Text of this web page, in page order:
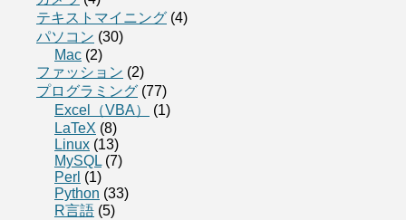
テキストマイニング (4)
パソコン (30)
Mac (2)
ファッション (2)
プログラミング (77)
Excel（VBA）
(1)
LaTeX (8)
Linux (13)
MySQL (7)
Perl (1)
Python (33)
R言語 (5)